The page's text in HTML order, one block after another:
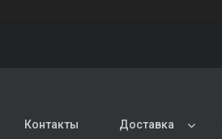
Контакты Доставка